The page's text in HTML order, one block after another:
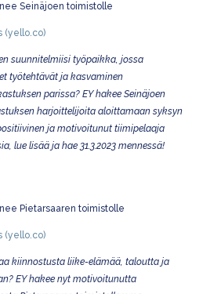
Seinäjoen toimistolle
(yello.co)
suunnitelmiisi työpaikka, jossa
työtehtävät ja kasvaminen
parissa? EY hakee Seinäjoen
harjoittelijoita aloittamaan syksyn
ja motivoitunut tiimipelaaja
lue lisää ja hae 31.3.2023 mennessä!
Pietarsaaren toimistolle
(yello.co)
kiinnostusta liike-elämää, taloutta ja
EY hakee nyt motivoitunutta